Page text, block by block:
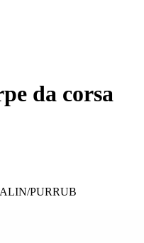
da corsa
PURRUB